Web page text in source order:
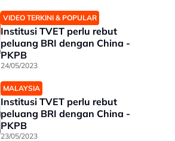
VIDEO TERKINI & POPULAR
Institusi TVET perlu rebut
peluang BRI dengan China -
PKPB
24/05/2023
MALAYSIA
Institusi TVET perlu rebut
peluang BRI dengan China -
PKPB
23/05/2023